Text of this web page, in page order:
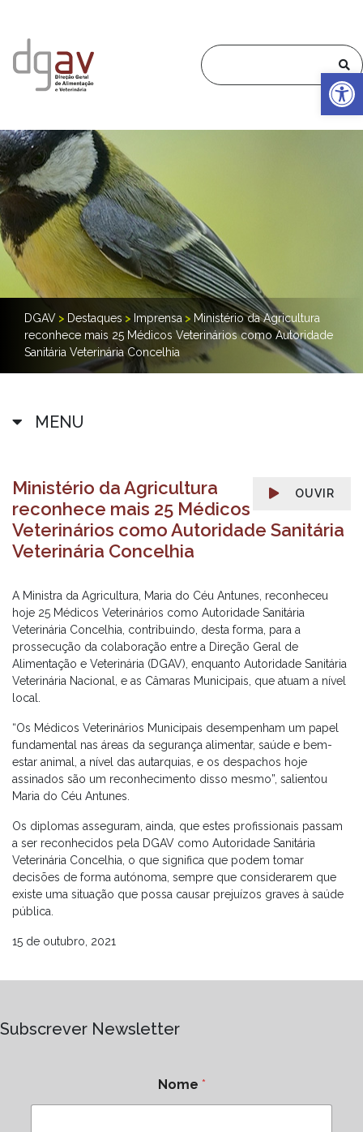
DGAV > Destaques > Imprensa > Ministério da Agricultura
reconhece mais 25 Médicos Veterinários como Autoridade
Sanitária Veterinária Concelhia
MENU
OUVIR
Ministério da Agricultura
reconhece mais 25 Médicos
Veterinários como Autoridade Sanitária
Veterinária Concelhia
A Ministra da Agricultura, Maria do Céu Antunes, reconheceu
hoje 25 Médicos Veterinários como Autoridade Sanitária
Veterinária Concelhia, contribuindo, desta forma, para a
prossecução da colaboração entre a Direção Geral de
Alimentação e Veterinária (DGAV), enquanto Autoridade Sanitária
Veterinária Nacional, e as Câmaras Municipais, que atuam a nível
local.
“Os Médicos Veterinários Municipais desempenham um papel
fundamental nas áreas da segurança alimentar, saúde e bem-
estar animal, a nível das autarquias, e os despachos hoje
assinados são um reconhecimento disso mesmo”, salientou
Maria do Céu Antunes.
Os diplomas asseguram, ainda, que estes profissionais passam
a ser reconhecidos pela DGAV como Autoridade Sanitária
Veterinária Concelhia, o que significa que podem tomar
decisões de forma autónoma, sempre que considerarem que
existe uma situação que possa causar prejuízos graves à saúde
pública.
15 de outubro, 2021
Subscrever Newsletter
Nome *